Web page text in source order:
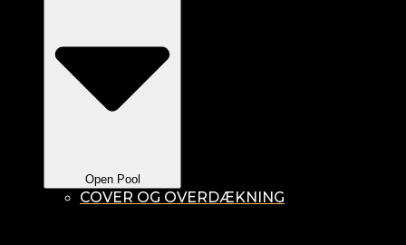
Open Pool
COVER OG OVERDÆKNING